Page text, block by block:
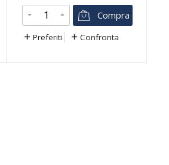
Compra
Preferiti Confronta